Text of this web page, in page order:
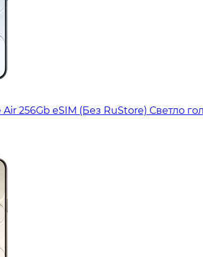
256Gb eSIM (Без RuStore) Светло